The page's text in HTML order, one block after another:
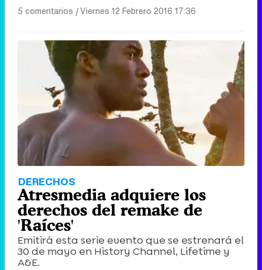
5 comentarios |Viernes 12 Febrero 2016 17:36
DERECHOS
Atresmedia adquiere los
derechos del remake de
'Raíces'
Emitirá esta serie evento que se estrenará el
30 de mayo en History Channel, Lifetime y
A&E.